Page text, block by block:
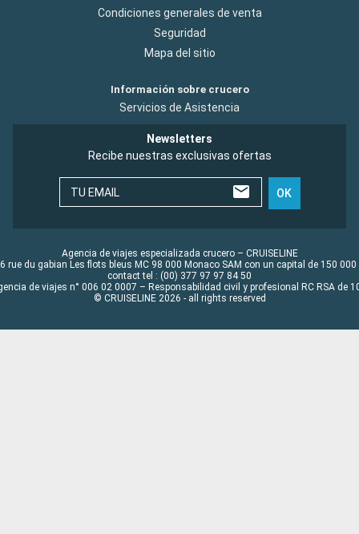
Condiciones generales de venta
Seguridad
Mapa del sitio
Información sobre crucero
Servicios de Asistencia
Newsletters
Recibe nuestras exclusivas ofertas
TU EMAIL OK
Agencia de viajes especializada crucero – CRUISELINE
rue du gabian Les flots bleus MC 98 000 Monaco SAM con un capital de 150 000
contact tel : (00) 377 97 97 84 50
de viajes n° 006 02 0007 – Responsabilidad civil y profesional RC RSA de
© CRUISELINE 2026 - all rights reserved